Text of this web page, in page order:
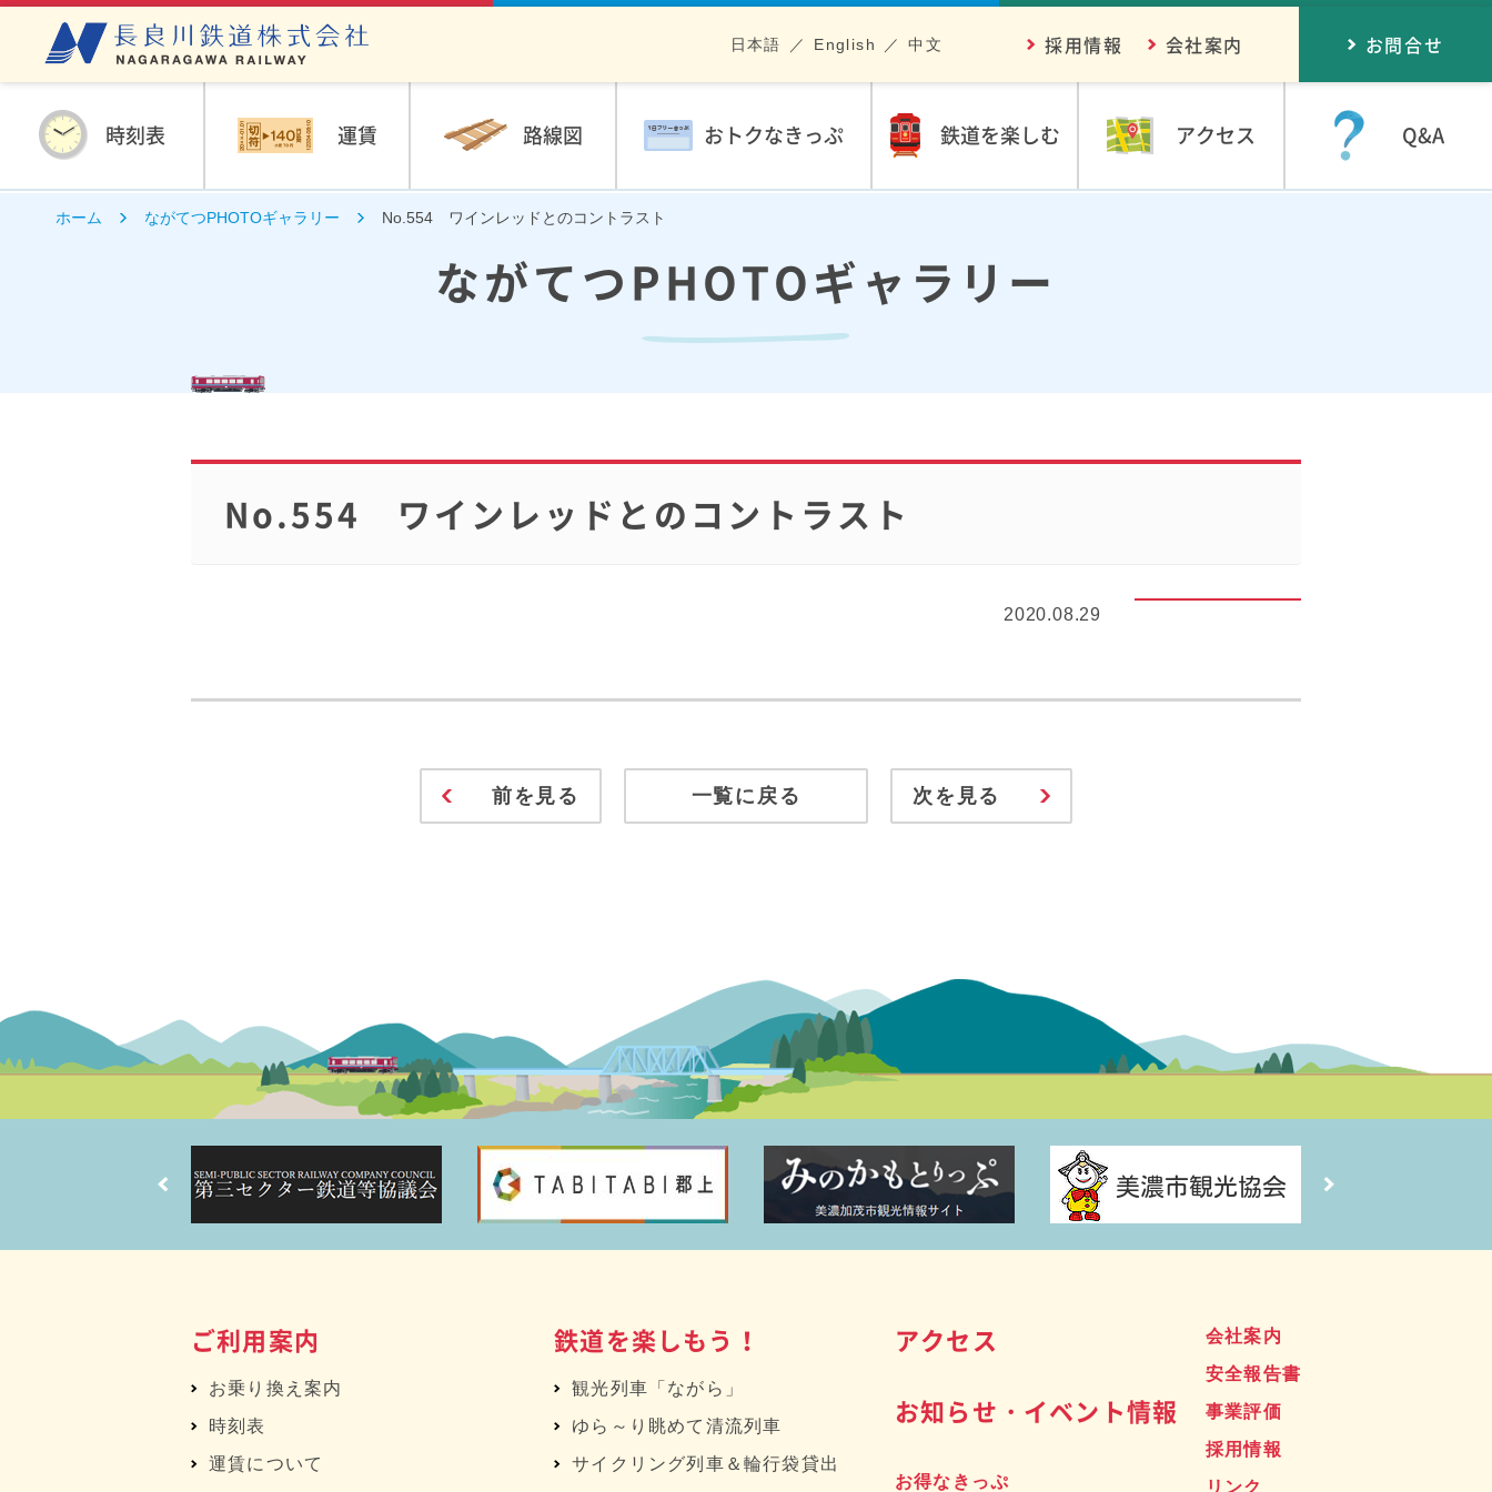
時刻表 運賃 路線図 おトクなきっぷ 鉄道を楽しむ アクセス Q&A
採用情報 会社案内
日本語 English 中文 お問合せ
ホーム ながてつPHOTOギャラリー No.554 ワインレッドとのコントラスト
ながてつPHOTOギャラリー
No.554 ワインレッドとのコントラスト
2020.08.29
前を見る 一覧に戻る 次を見る
ご利用案内
お乗り換え案内
時刻表
運賃について
鉄道を楽しもう！
観光列車「ながら」
ゆら～り眺めて清流列車
サイクリング列車＆輪行袋貸出
アクセス
お知らせ・イベント情報
お得なきっぷ
会社案内
安全報告書
事業評価
採用情報
リンク